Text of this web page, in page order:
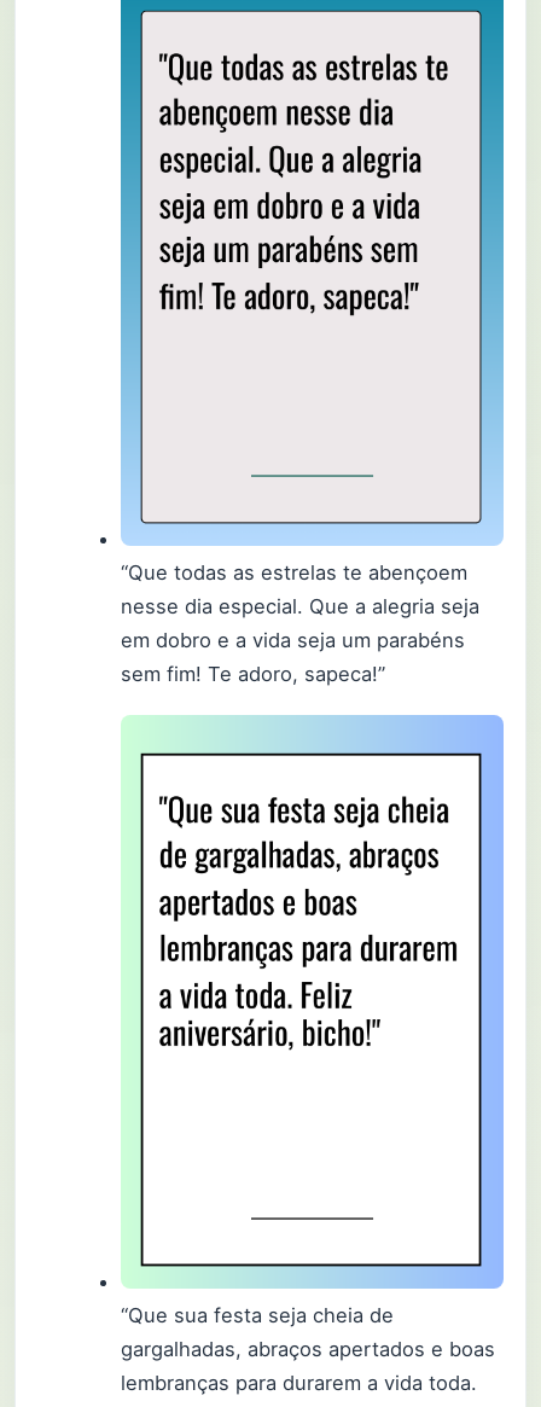
“Que todas as estrelas te abençoem
nesse dia especial. Que a alegria seja
em dobro e a vida seja um parabéns
sem fim! Te adoro, sapeca!”
“Que sua festa seja cheia de
gargalhadas, abraços apertados e boas
lembranças para durarem a vida toda.